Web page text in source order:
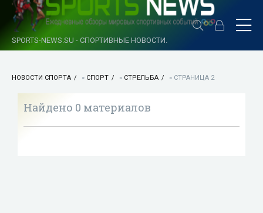
SPORTS-NEWS.SU - СПОРТИВНЫЕ НОВОСТИ.
НОВОСТИ СПОРТА » СПОРТ » СТРЕЛЬБА » СТРАНИЦА 2
Найдено 0 материалов